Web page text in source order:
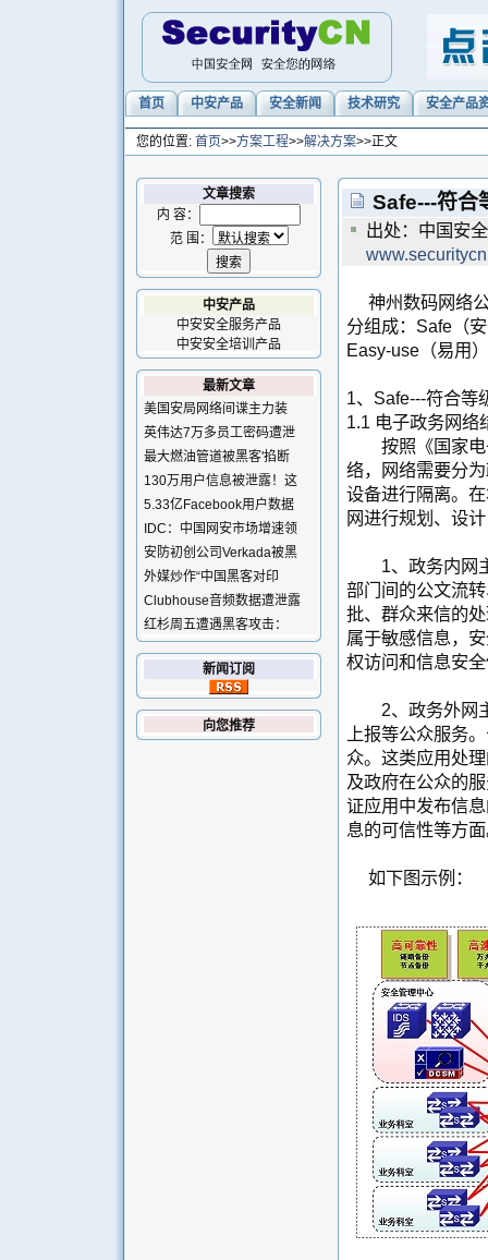
首页 中安产品 安全新闻 技术研究 安全产品
您的位置: 首页>>方案工程>>解决方案>>正文
文章搜索
内 容：
范 围：
中安产品
中安安全服务产品
中安安全培训产品
最新文章
美国安局网络间谍主力装
英伟达7万多员工密码遭泄
最大燃油管道被黑客'掐断
130万用户信息被泄露！这
5.33亿Facebook用户数据
IDC：中国网安市场增速领
安防初创公司Verkada被黑
外媒炒作“中国黑客对印
Clubhouse音频数据遭泄露
红杉周五遭遇黑客攻击：
新闻订阅
向您推荐
Safe---符合
出处：中国安
神州数码网络公
分组成：Safe（
Easy-use（易用
1、Safe---符合等
1.1 电子政务网络
按照《国家电
络，网络需要分
设备进行隔离。
网进行规划、设
1、政务内网主
部门间的公文流
批、群众来信的
属于敏感信息，
权访问和信息安
2、政务外网主
上报等公众服务
众。这类应用处
及政府在公众的
证应用中发布信
息的可信性等方
如下图示例：